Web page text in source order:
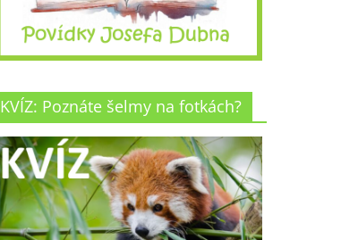
KVÍZ: Poznáte šelmy na fotkách?